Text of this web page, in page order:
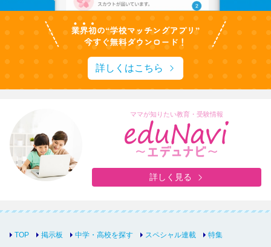
詳しくはこちら
ママが知りたい教育・受験情報
詳しく見る
TOP 掲示板 中学・高校を探す スペシャル連載 特集